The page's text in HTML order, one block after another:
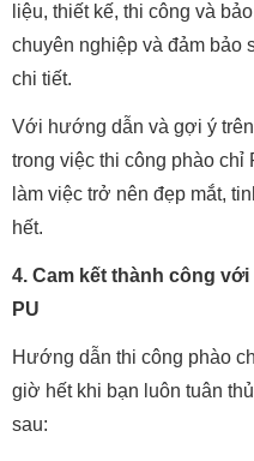
liệu, thiết kế, thi công và
chuyên nghiệp và đảm bảo
chi tiết.
Với hướng dẫn và gợi ý
trong việc thi công phào chỉ
làm việc trở nên đẹp mắt,
hết.
4. Cam kết thành công
PU
Hướng dẫn thi công phào
giờ hết khi bạn luôn tuân
sau: